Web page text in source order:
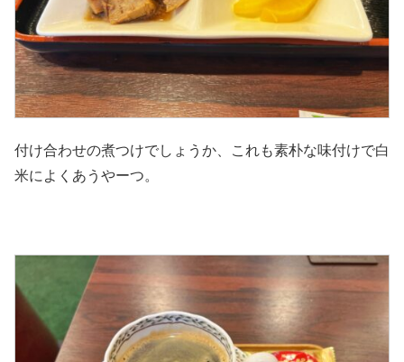
付け合わせの煮つけでしょうか、これも素朴な味付けで白
米によくあうやーつ。